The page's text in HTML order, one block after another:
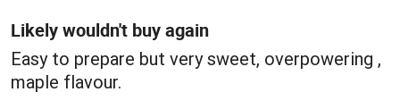
Likely wouldn't buy again
Easy to prepare but very sweet, overpowering ,
maple flavour.